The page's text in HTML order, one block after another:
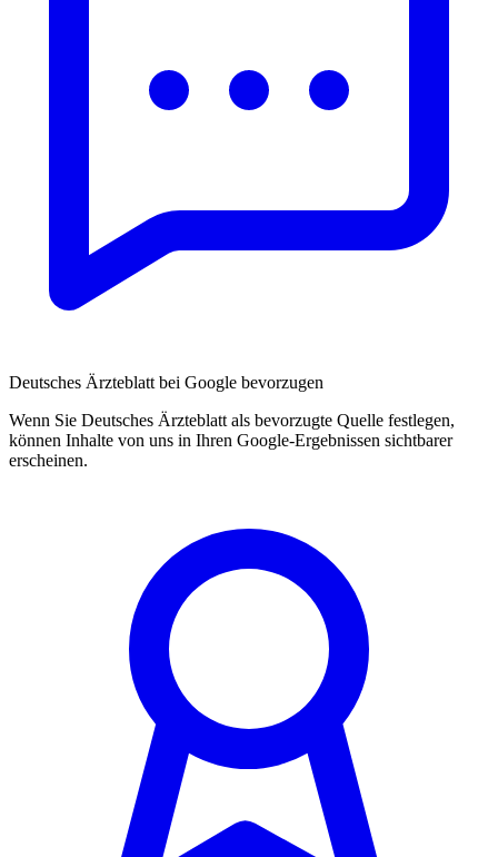
Deutsches Ärzteblatt bei Google bevorzugen
Wenn Sie Deutsches Ärzteblatt als bevorzugte Quelle festlegen,
können Inhalte von uns in Ihren Google-Ergebnissen sichtbarer
erscheinen.